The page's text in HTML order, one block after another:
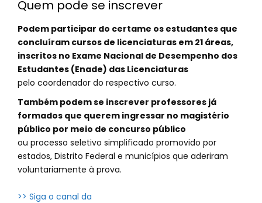
Quem pode se inscrever
Podem participar do certame os estudantes que
concluíram cursos de licenciaturas em 21 áreas,
inscritos no Exame Nacional de Desempenho dos
Estudantes (Enade) das Licenciaturas
pelo coordenador do respectivo curso.
Também podem se inscrever professores já
formados que querem ingressar no magistério
público por meio de concurso público
ou processo seletivo simplificado promovido por
estados, Distrito Federal e municípios que aderiram
voluntariamente à prova.
>> Siga o canal da